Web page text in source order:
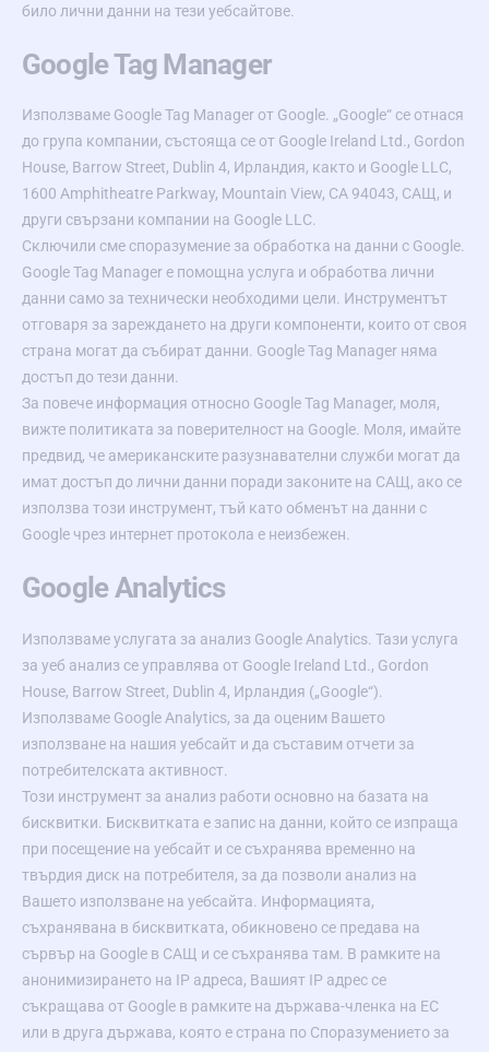
било лични данни на тези уебсайтове.
Google Tag Manager
Използваме Google Tag Manager от Google. „Google“ се отнася
до група компании, състояща се от Google Ireland Ltd., Gordon
House, Barrow Street, Dublin 4, Ирландия, както и Google LLC,
1600 Amphitheatre Parkway, Mountain View, CA 94043, САЩ, и
други свързани компании на Google LLC.
Сключили сме споразумение за обработка на данни с Google.
Google Tag Manager е помощна услуга и обработва лични
данни само за технически необходими цели. Инструментът
отговаря за зареждането на други компоненти, които от своя
страна могат да събират данни. Google Tag Manager няма
достъп до тези данни.
За повече информация относно Google Tag Manager, моля,
вижте политиката за поверителност на Google. Моля, имайте
предвид, че американските разузнавателни служби могат да
имат достъп до лични данни поради законите на САЩ, ако се
използва този инструмент, тъй като обменът на данни с
Google чрез интернет протокола е неизбежен.
Google Analytics
Използваме услугата за анализ Google Analytics. Тази услуга
за уеб анализ се управлява от Google Ireland Ltd., Gordon
House, Barrow Street, Dublin 4, Ирландия („Google“).
Използваме Google Analytics, за да оценим Вашето
използване на нашия уебсайт и да съставим отчети за
потребителската активност.
Този инструмент за анализ работи основно на базата на
бисквитки. Бисквитката е запис на данни, който се изпраща
при посещение на уебсайт и се съхранява временно на
твърдия диск на потребителя, за да позволи анализ на
Вашето използване на уебсайта. Информацията,
съхранявана в бисквитката, обикновено се предава на
сървър на Google в САЩ и се съхранява там. В рамките на
анонимизирането на IP адреса, Вашият IP адрес се
съкращава от Google в рамките на държава-членка на ЕС
или в друга държава, която е страна по Споразумението за